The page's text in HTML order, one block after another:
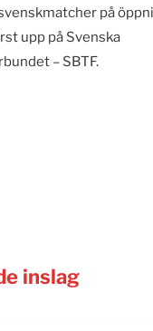
på
upp på Svenska
– SBTF.
inslag